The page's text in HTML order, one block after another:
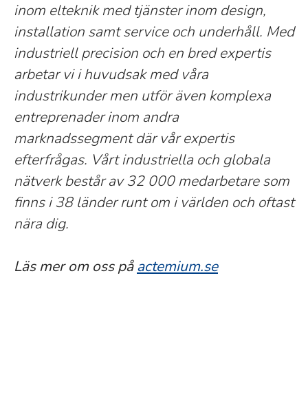
inom elteknik med tjänster inom design,
installation samt service och underhåll. Med
industriell precision och en bred expertis
arbetar vi i huvudsak med våra
industrikunder men utför även komplexa
entreprenader inom andra
marknadssegment där vår expertis
efterfrågas. Vårt industriella och globala
nätverk består av 32 000 medarbetare som
finns i 38 länder runt om i världen och oftast
nära dig.
Läs mer om oss påactemium.se